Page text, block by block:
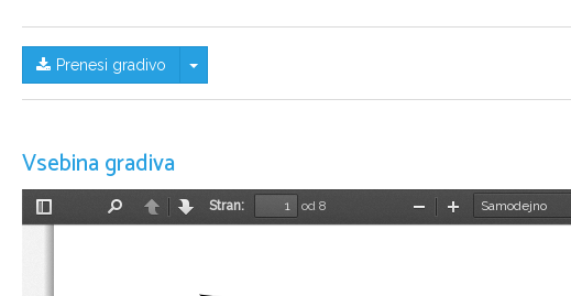
Prenesi gradivo Skrij/prikaži meni
Vsebina gradiva
Preklopi
NazajNaprej
Stran:
od 8
PomanjšajPovečaj